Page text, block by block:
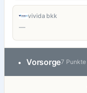
vivida bkk
—
• Vorsorge7 Punkte